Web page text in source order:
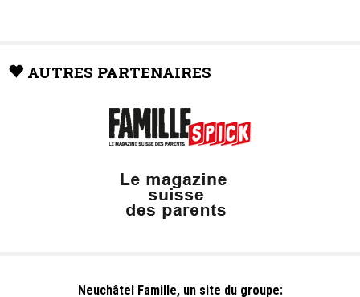
AUTRES PARTENAIRES
Neuchâtel Famille, un site du groupe: